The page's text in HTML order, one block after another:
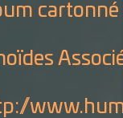
cartonné